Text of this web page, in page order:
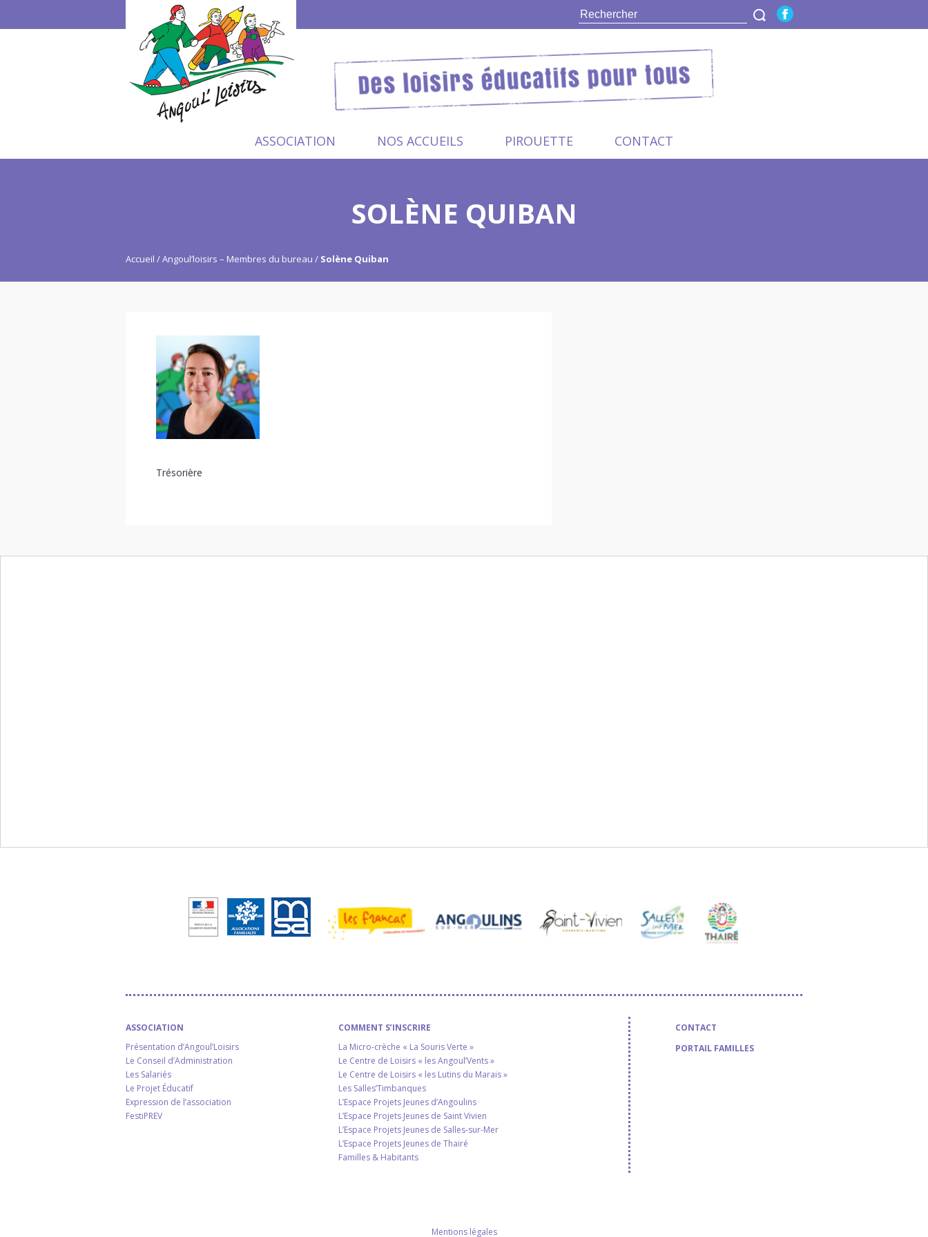
ASSOCIATION NOS ACCUEILS PIROUETTE CONTACT
SOLÈNE QUIBAN
Accueil Angoul’loisirs – Membres du bureau Solène Quiban
Trésorière
ASSOCIATION
Présentation d’Angoul’Loisirs
Le Conseil d’Administration
Les Salariés
Le Projet Éducatif
Expression de l’association
FestiPREV
COMMENT S’INSCRIRE
La Micro-crèche « La Souris Verte »
Le Centre de Loisirs « les Angoul’Vents »
Le Centre de Loisirs « les Lutins du Marais »
Les Salles’Timbanques
L’Espace Projets Jeunes d’Angoulins
L’Espace Projets Jeunes de Saint Vivien
L’Espace Projets Jeunes de Salles-sur-Mer
L’Espace Projets Jeunes de Thairé
Familles & Habitants
CONTACT
PORTAIL FAMILLES
Mentions légales